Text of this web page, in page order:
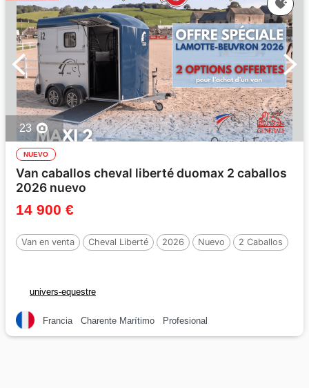
23
NUEVO
Van caballos cheval liberté duomax 2 caballos
2026 nuevo
14 900 €
Van en venta Cheval Liberté 2026 Nuevo 2 Caballos
univers-equestre
Francia Charente Marítimo Profesional